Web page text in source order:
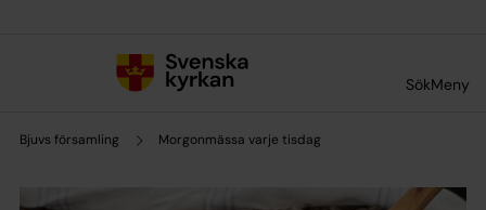
SökMeny
Bjuvs församling Morgonmässa varje tisdag